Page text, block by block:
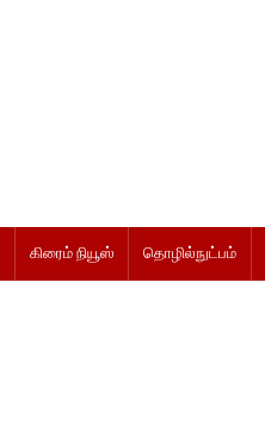
கிரைம் நியூஸ் தொழில்நுட்பம்